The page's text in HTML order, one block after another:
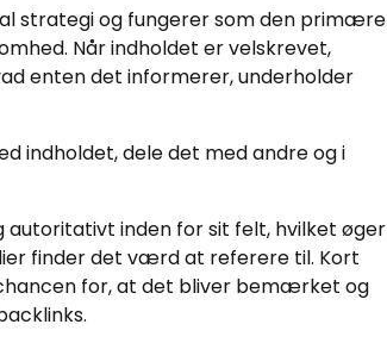
strategi og fungerer som den primære
Når indholdet er velskrevet,
enten det informerer, underholder
indholdet, dele det med andre og i
inden for sit felt, hvilket øger
finder det værd at referere til. Kort
for, at det bliver bemærket og